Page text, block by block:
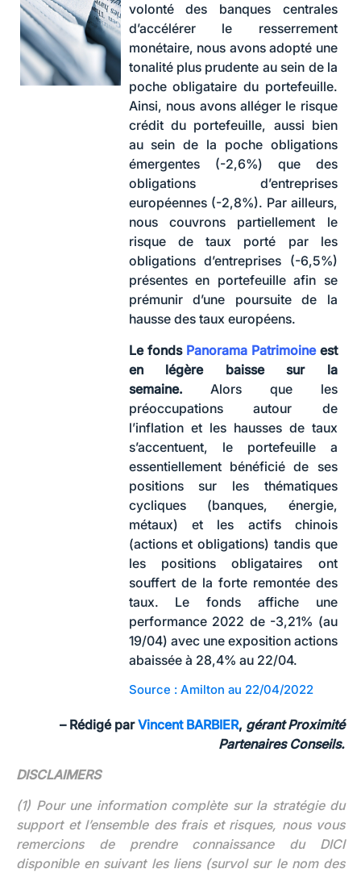
volonté des banques centrales
d’accélérer le resserrement
monétaire, nous avons adopté une
tonalité plus prudente au sein de la
poche obligataire du portefeuille.
Ainsi, nous avons alléger le risque
crédit du portefeuille, aussi bien
au sein de la poche obligations
émergentes (-2,6%) que des
obligations d’entreprises
européennes (-2,8%). Par ailleurs,
nous couvrons partiellement le
risque de taux porté par les
obligations d’entreprises (-6,5%)
présentes en portefeuille afin se
prémunir d’une poursuite de la
hausse des taux européens.
Le fonds Panorama Patrimoineest
en légère baisse sur la
semaine.Alors que les
préoccupations autour de
l’inflation et les hausses de taux
s’accentuent, le portefeuille a
essentiellement bénéficié de ses
positions sur les thématiques
cycliques (banques, énergie,
métaux) et les actifs chinois
(actions et obligations) tandis que
les positions obligataires ont
souffert de la forte remontée des
taux. Le fonds affiche une
performance 2022 de -3,21% (au
19/04) avec une exposition actions
abaissée à 28,4% au 22/04.
Source : Amilton au 22/04/2022
–Rédigé parVincent BARBIER, gérant Proximité
Partenaires Conseils.
DISCLAIMERS
(1) Pour une information complète sur la stratégie du
support et l’ensemble des frais et risques, nous vous
remercions de prendre connaissance du DICI
disponible en suivant les liens (survol sur le nom des